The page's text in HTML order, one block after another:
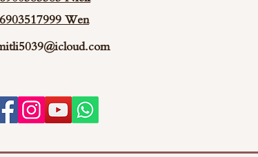
Wen